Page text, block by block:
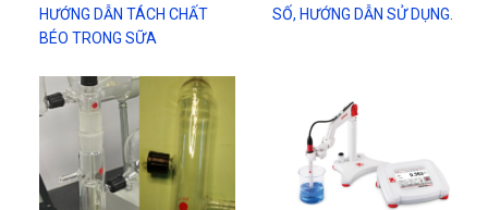
HƯỚNG DẪN TÁCH CHẤT
BÉO TRONG SỮA
SỐ, HƯỚNG DẪN SỬ DỤNG.